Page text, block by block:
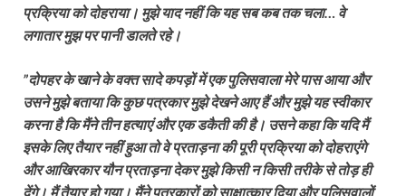
प्रक्रिया को दोहराया। मुझे याद नहीं कि यह सब कब तक चला… वे
लगातार मुझ पर पानी डालते रहे।
”दोपहर के खाने के वक्त सादे कपड़ों में एक पुलिसवाला मेरे पास आया और
उसने मुझे बताया कि कुछ पत्रकार मुझे देखने आए हैं और मुझे यह स्वीकार
करना है कि मैंने तीन हत्याएं और एक डकैती की है। उसने कहा कि यदि मैं
इसके लिए तैयार नहीं हुआ तो वे प्रताड़ना की पूरी प्रक्रिया को दोहराएंगे
और आखिरकार यौन प्रताड़ना देकर मुझे किसी न किसी तरीके से तोड़ ही
देंगे। मैं तैयार हो गया। मैंने पत्रकारों को साक्षात्कार दिया और पुलिसवालों